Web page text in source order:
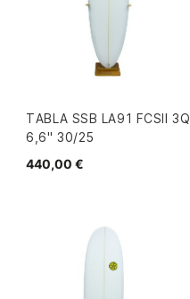
TABLA SSB LA91 FCSII 3Q
6,6" 30/25
440,00 €